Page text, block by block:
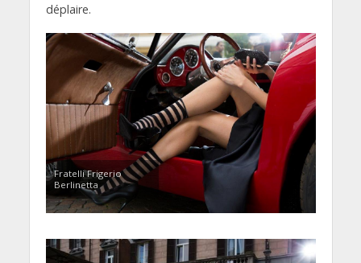
déplaire.
Fratelli Frigerio
Berlinetta